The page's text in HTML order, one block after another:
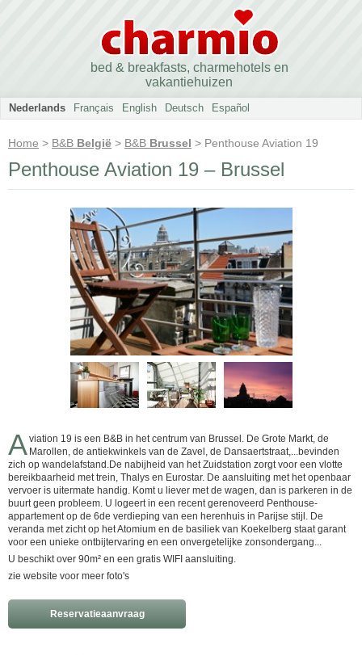
bed & breakfasts, charmehotels en
vakantiehuizen
Nederlands Français English Deutsch Español
Home > B&B België > B&B Brussel > Penthouse Aviation 19
Penthouse Aviation 19 – Brussel
Aviation 19 is een B&B in het centrum van Brussel. De Grote Markt, de
Marollen, de antiekwinkels van de Zavel, de Dansaertstraat,...bevinden
zich op wandelafstand.De nabijheid van het Zuidstation zorgt voor een vlotte
bereikbaarheid met trein, Thalys en Eurostar. De aansluiting met het openbaar
vervoer is uitermate handig. Komt u liever met de wagen, dan is parkeren in de
buurt geen probleem. U logeert in een recent gerenoveerd Penthouse-
appartement op de 6de verdieping van een herenhuis in Parijse stijl. De
veranda met zicht op het Atomium en de basiliek van Koekelberg staat garant
voor een unieke ontbijtervaring en een onvergetelijke zonsondergang...
U beschikt over 90m² en een gratis WIFI aansluiting.
zie website voor meer foto's
Reservatieaanvraag